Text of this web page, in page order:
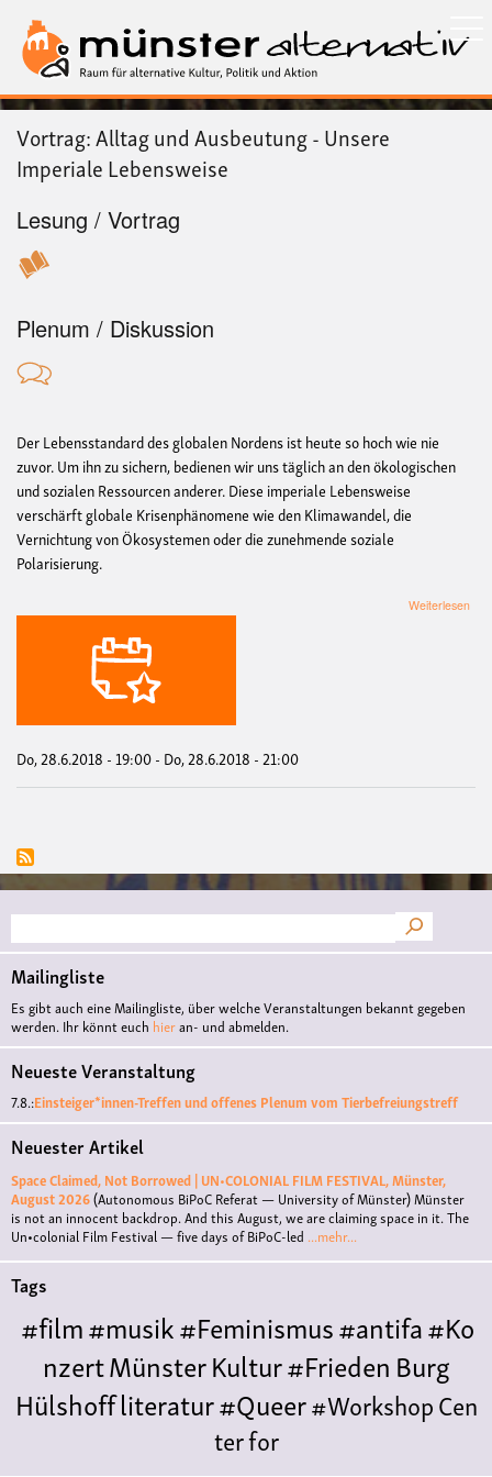
zum
Inhalt
Vortrag: Alltag und Ausbeutung - Unsere
Imperiale Lebensweise
Lesung / Vortrag
Plenum / Diskussion
Der Lebensstandard des globalen Nordens ist heute so hoch wie nie
zuvor. Um ihn zu sichern, bedienen wir uns täglich an den ökologischen
und sozialen Ressourcen anderer. Diese imperiale Lebensweise
verschärft globale Krisenphänomene wie den Klimawandel, die
Vernichtung von Ökosystemen oder die zunehmende soziale
Polarisierung.
Weiterlesen
Do, 28.6.2018 - 19:00- Do, 28.6.2018 - 21:00
Suche
Mailingliste
Es gibt auch eine Mailingliste, über welche Veranstaltungen bekannt gegeben
werden. Ihr könnt euch hieran- und abmelden.
Neueste Veranstaltung
7.8.:Einsteiger*innen-Treffen und offenes Plenum vom Tierbefreiungstreff
Neuester Artikel
Space Claimed, Not Borrowed | UN•COLONIAL FILM FESTIVAL, Münster,
August 2026(Autonomous BiPoC Referat — University of Münster)Münster
is not an innocent backdrop. And this August, we are claiming space in it. The
Un•colonial Film Festival — five days of BiPoC-led ...mehr...
Tags
#film#musik#Feminismus#antifa#Ko
nzertMünsterKultur#FriedenBurg
Hülshoffliteratur#Queer#WorkshopCen
ter for